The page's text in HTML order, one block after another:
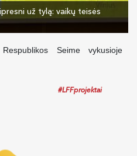
už tylą: vaikų teisės
Seime vykusioje
#LFFprojektai